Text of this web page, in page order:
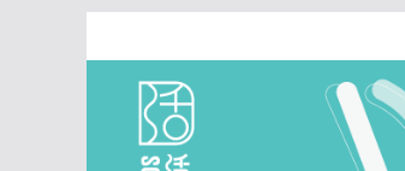
content